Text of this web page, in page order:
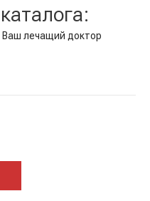
лечащий доктор